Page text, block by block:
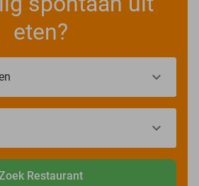
eten?
Restaurant